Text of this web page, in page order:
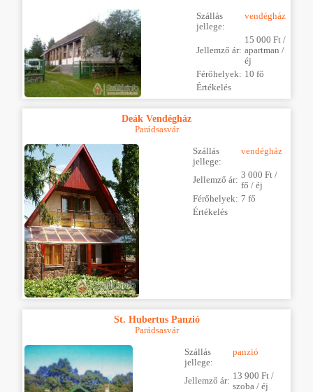
Szállás
jellege:
vendégház
Jellemző ár:
15 000 Ft /
apartman /
éj
Férőhelyek: 10 fő
Értékelés
Deák Vendégház
Parádsasvár
Szállás
jellege:
vendégház
Jellemző ár: 3 000 Ft /
fő / éj
Férőhelyek: 7 fő
Értékelés
St. Hubertus Panzió
Parádsasvár
Szállás
jellege:
panzió
Jellemző ár: 13 900 Ft /
szoba / éj